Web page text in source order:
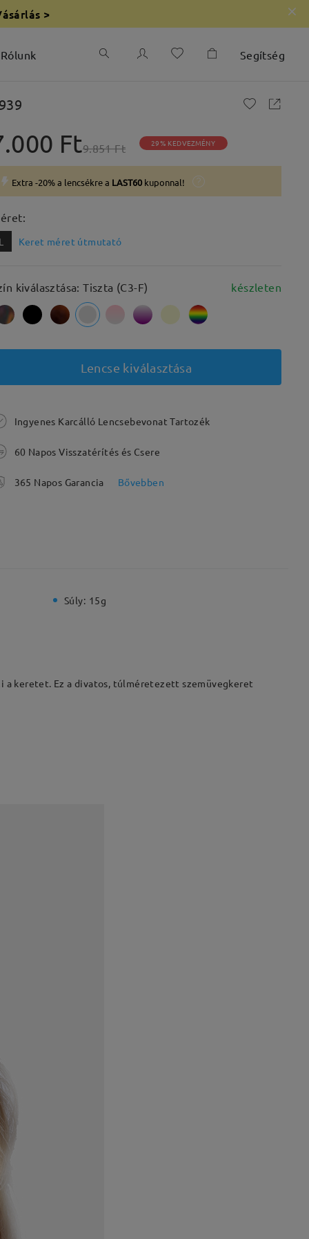
>
Rólunk Segítség
Ft9.851 Ft 29% KEDVEZMÉNY
Extra -20% a lencsékre a LAST60 kuponnal!
Keret méret útmutató
kiválasztása: Tiszta (C3-F) készleten
Lencse kiválasztása
Ingyenes Karcálló Lencsebevonat Tartozék
60 Napos Visszatérítés és Csere
365 Napos Garancia Bővebben
Súly: 15g
a keretet. Ez a divatos, túlméretezett szemüvegkeret